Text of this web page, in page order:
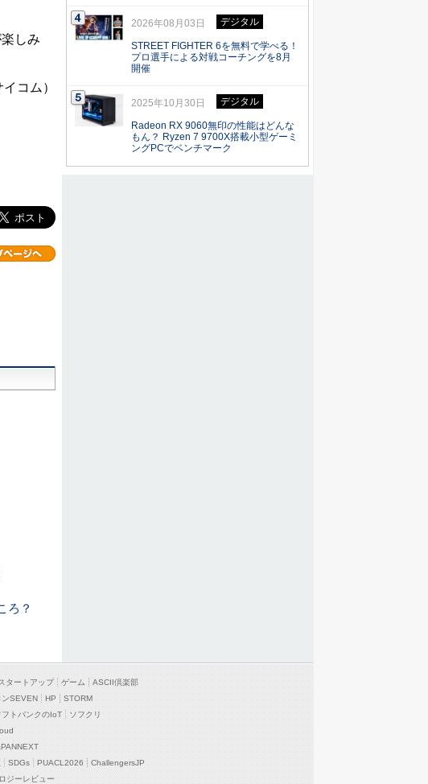
しみ
イコム）
ろ？
2026年08月03日 デジタル
STREET FIGHTER 6を無料で学べる！
プロ選手による対戦コーチングを8月
開催
2025年10月30日 デジタル
Radeon RX 9060無印の性能はどんな
もん？ Ryzen 7 9700X搭載小型ゲーミ
ングPCでベンチマーク
タートアップ ゲーム
ASCII倶楽部
ンSEVEN HP
STORM
フトバンクのIoT
ソフクリ
SDGs PUACL2026
ChallengersJP
ジーレビュー